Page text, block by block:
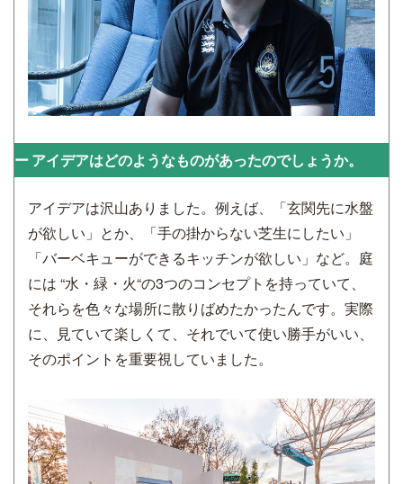
アイデアはどのようなものがあったのでしょうか。
アイデアは沢山ありました。例えば、「玄関先に水盤
が欲しい」とか、「手の掛からない芝生にしたい」
「バーベキューができるキッチンが欲しい」など。庭
には “水・緑・火“の3つのコンセプトを持っていて、
それらを色々な場所に散りばめたかったんです。実際
に、見ていて楽しくて、それでいて使い勝手がいい、
そのポイントを重要視していました。